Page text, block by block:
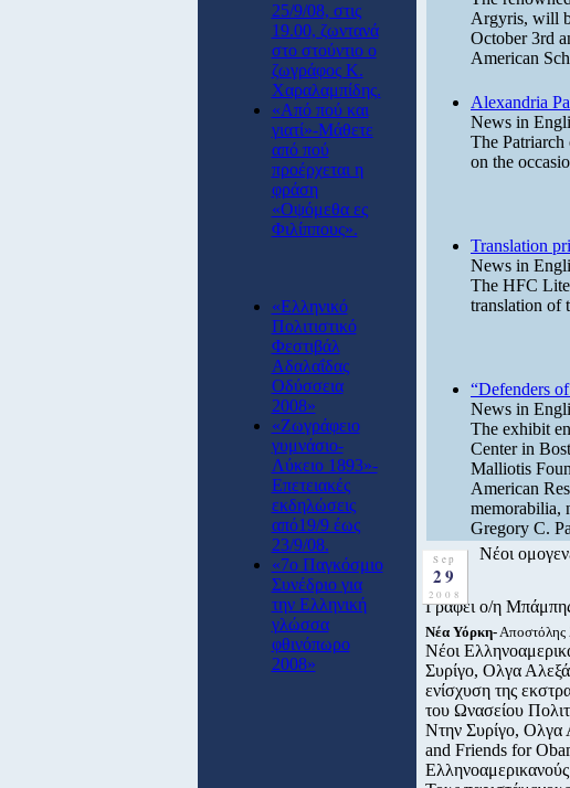
25/9/08, στις
19.00, ζωντανά
στο στούντιο ο
ζωγράφος Κ.
Χαραλαμπίδης.
«Από πού και
γιατί»-Μάθετε
από πού
προέρχεται η
φράση
«Οψόμεθα ες
Φιλίππους».
«Ελληνικό
Πολιτιστικό
Φεστιβάλ
Αδαλαΐδας
Οδύσσεια
2008»
«Ζωγράφειο
γυμνάσιο-
Λύκειο 1893»-
Επετειακές
εκδηλώσεις
από19/9 έως
23/9/08.
«7o Παγκόσμιο
Συνέδριο για
την Ελληνική
γλώσσα
φθινόπωρο
2008»
Argyris, will
October 3rd
American
Alexandria
News in
The
on the
Translation
News in
The HFC
translation of
“Defenders
News in
The exhibit
Center in
Malliotis
American
memorabilia,
Gregory C.
Sep
29
2008
Nέοι
Γράφει ο/η
Νέα Υόρκη-Αποστόλης
Νέοι
Συρίγο, Ολγα
ενίσχυση της
του Ωνασείου
Ντην Συρίγο, Ολγα
and Friends for
Ελληνοαμερικανούς